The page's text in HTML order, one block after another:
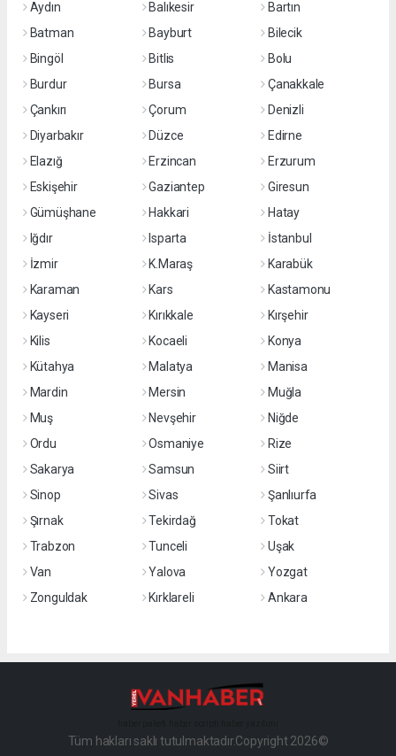
Aydın
Balıkesir
Bartın
Batman
Bayburt
Bilecik
Bingöl
Bitlis
Bolu
Burdur
Bursa
Çanakkale
Çankırı
Çorum
Denizli
Diyarbakır
Düzce
Edirne
Elazığ
Erzincan
Erzurum
Eskişehir
Gaziantep
Giresun
Gümüşhane
Hakkari
Hatay
Iğdır
Isparta
İstanbul
İzmir
K.Maraş
Karabük
Karaman
Kars
Kastamonu
Kayseri
Kırıkkale
Kırşehir
Kilis
Kocaeli
Konya
Kütahya
Malatya
Manisa
Mardin
Mersin
Muğla
Muş
Nevşehir
Niğde
Ordu
Osmaniye
Rize
Sakarya
Samsun
Siirt
Sinop
Sivas
Şanlıurfa
Şırnak
Tekirdağ
Tokat
Trabzon
Tunceli
Uşak
Van
Yalova
Yozgat
Zonguldak
Kırklareli Ankara
Tüm hakları saklı tutulmaktadır.Copyright 2026©